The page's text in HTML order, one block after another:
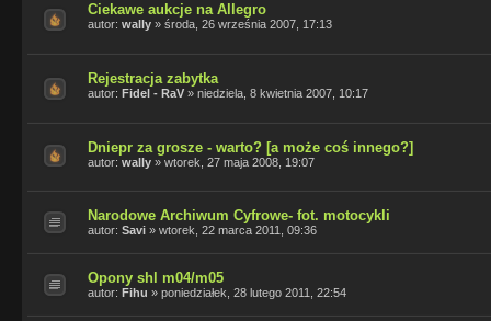
Ciekawe aukcje na Allegro
autor: wally » środa, 26 września 2007, 17:13
Rejestracja zabytka
autor: Fidel - RaV » niedziela, 8 kwietnia 2007, 10:17
Dniepr za grosze - warto? [a może coś innego?]
autor: wally » wtorek, 27 maja 2008, 19:07
Narodowe Archiwum Cyfrowe- fot. motocykli
autor: Savi » wtorek, 22 marca 2011, 09:36
Opony shl m04/m05
autor: Fihu » poniedziałek, 28 lutego 2011, 22:54